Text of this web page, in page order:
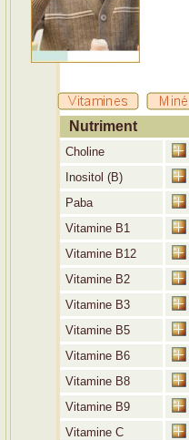
Nutriment
Choline
Inositol (B)
Paba
Vitamine B1
Vitamine B12
Vitamine B2
Vitamine B3
Vitamine B5
Vitamine B6
Vitamine B8
Vitamine B9
Vitamine C